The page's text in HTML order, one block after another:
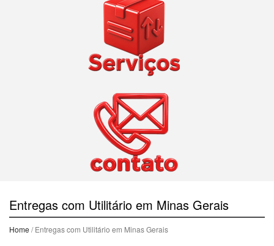
Entregas com Utilitário em Minas Gerais
Home / Entregas com Utilitário em Minas Gerais